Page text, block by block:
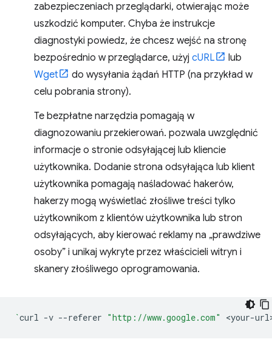
zabezpieczeniach przeglądarki, otwierając może
uszkodzić komputer. Chyba że instrukcje
diagnostyki powiedz, że chcesz wejść na stronę
bezpośrednio w przeglądarce, użyj cURL
lub
Wget
do wysyłania żądań HTTP (na przykład w
celu pobrania strony).
Te bezpłatne narzędzia pomagają w
diagnozowaniu przekierowań. pozwala uwzględnić
informacje o stronie odsyłającej lub kliencie
użytkownika. Dodanie strona odsyłająca lub klient
użytkownika pomagają naśladować hakerów,
hakerzy mogą wyświetlać złośliwe treści tylko
użytkownikom z klientów użytkownika lub stron
odsyłających, aby kierować reklamy na „prawdziwe
osoby” i unikaj wykryte przez właścicieli witryn i
skanery złośliwego oprogramowania.
`curl -v --referer "http://www.google.com" <your-